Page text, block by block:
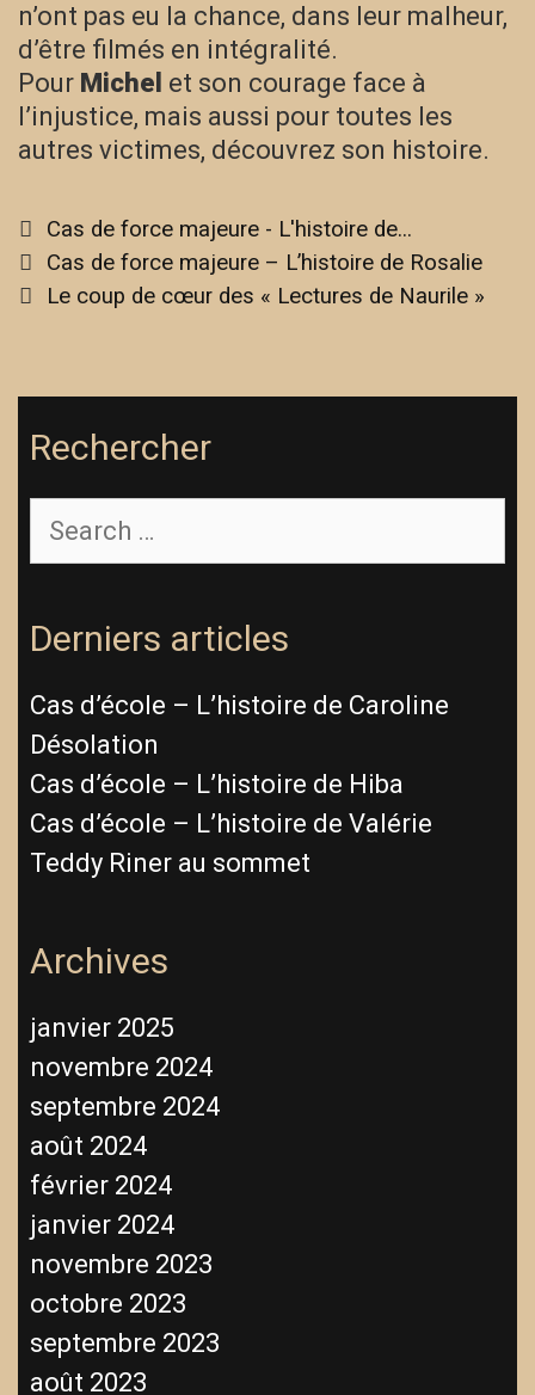
n’ont pas eu la chance, dans leur malheur,
d’être filmés en intégralité.
Pour Michel et son courage face à
l’injustice, mais aussi pour toutes les
autres victimes, découvrez son histoire.
Categories
Cas de force majeure - L'histoire de...
Post
navigation
Cas de force majeure – L’histoire de Rosalie
Le coup de cœur des « Lectures de Naurile »
Rechercher
Search
for:
Derniers articles
Cas d’école – L’histoire de Caroline
Désolation
Cas d’école – L’histoire de Hiba
Cas d’école – L’histoire de Valérie
Teddy Riner au sommet
Archives
janvier 2025
novembre 2024
septembre 2024
août 2024
février 2024
janvier 2024
novembre 2023
octobre 2023
septembre 2023
août 2023